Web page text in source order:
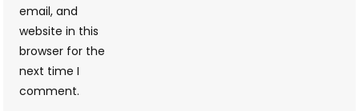
email, and
website in this
browser for the
next time I
comment.